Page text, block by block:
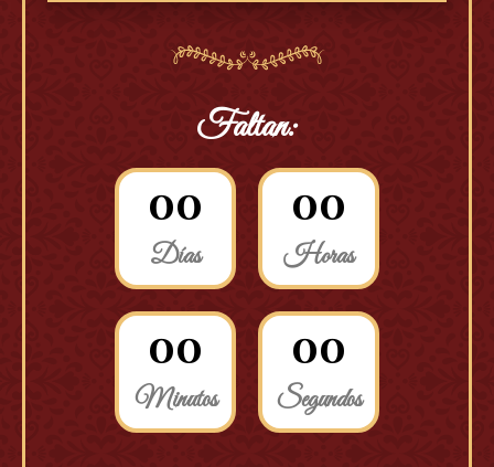
Faltan:
00
Días
00
Horas
00
Minutos
00
Segundos